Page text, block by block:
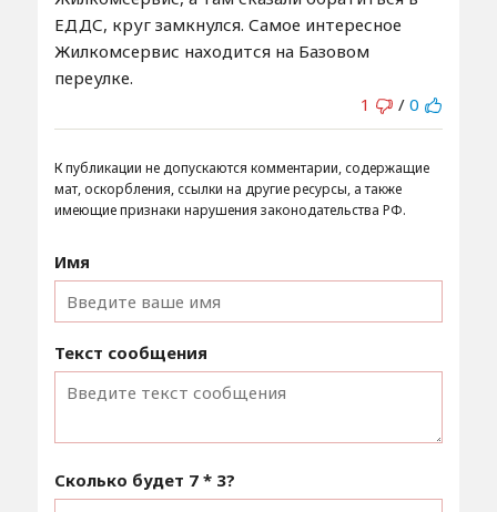
ЕДДС, круг замкнулся. Самое интересное
Жилкомсервис находится на Базовом
переулке.
1
/ 0
К публикации не допускаются комментарии, содержащие
мат, оскорбления, ссылки на другие ресурсы, а также
имеющие признаки нарушения законодательства РФ.
Имя
Текст сообщения
Сколько будет 7 * 3?